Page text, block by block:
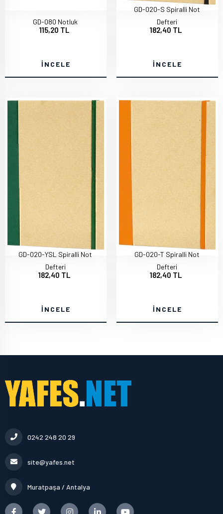
GD-080 Notluk
115,20 TL
İNCELE
GD-020-S Spiralli Not
Defteri
182,40 TL
İNCELE
GD-020-YSL Spiralli Not
Defteri
182,40 TL
İNCELE
GD-020-T Spiralli Not
Defteri
182,40 TL
İNCELE
0242 248 20 29
site@yafes.net
Muratpaşa / Antalya